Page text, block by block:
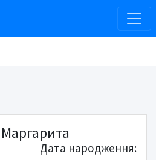
Дата народження: